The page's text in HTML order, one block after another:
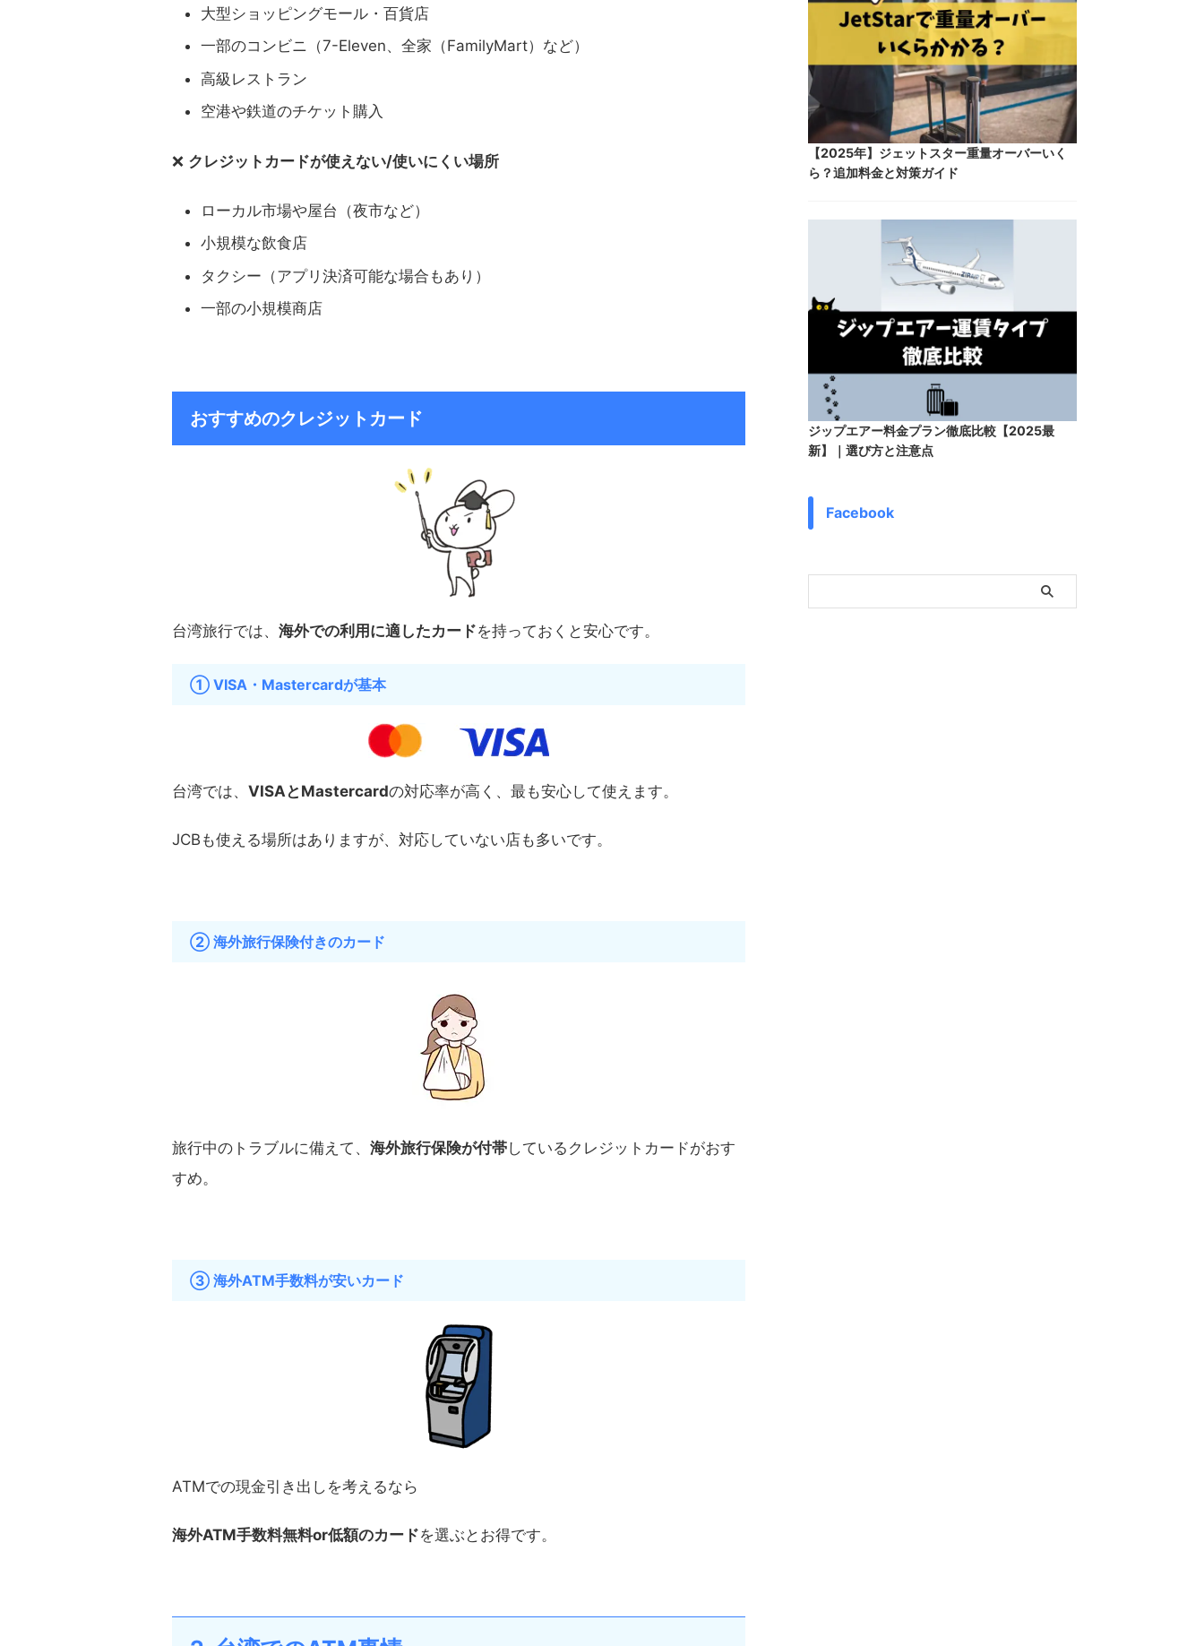
大型ショッピングモール・百貨店
一部のコンビニ（7-Eleven、全家（FamilyMart）など）
高級レストラン
空港や鉄道のチケット購入
❌ クレジットカードが使えない/使いにくい場所
ローカル市場や屋台（夜市など）
小規模な飲食店
タクシー（アプリ決済可能な場合もあり）
一部の小規模商店
おすすめのクレジットカード
台湾旅行では、 海外での利用に適したカードを持っておくと安心です。
① VISA・Mastercardが基本
台湾では、 VISAとMastercardの対応率が高く、最も安心して使えます。
JCBも使える場所はありますが、対応していない店も多いです。
② 海外旅行保険付きのカード
旅行中のトラブルに備えて、 海外旅行保険が付帯しているクレジットカードがおす
すめ。
③ 海外ATM手数料が安いカード
ATMでの現金引き出しを考えるなら
海外ATM手数料無料or低額のカードを選ぶとお得です。
【2025年】ジェットスター重量オーバーいく
ら？追加料金と対策ガイド
ジップエアー料金プラン徹底比較【2025最
新】｜選び方と注意点
Facebook